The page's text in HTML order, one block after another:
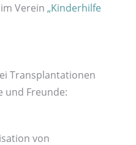
Verein „Kinderhilfe
Transplantationen
und Freunde:
von